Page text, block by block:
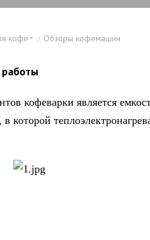
кофе Обзоры кофемашин
кофеварки является
которой